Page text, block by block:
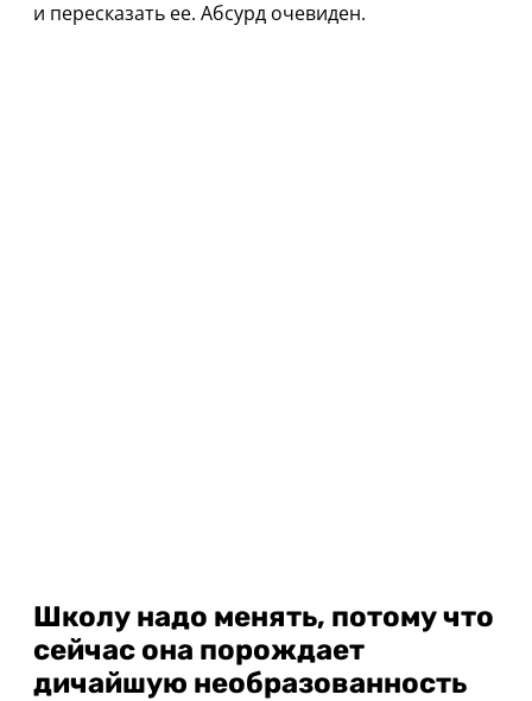
и пересказать ее. Абсурд очевиден.
Школу надо менять, потому что
сейчас она порождает
дичайшую необразованность